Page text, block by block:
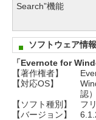
Search”機能
ソフトウェア情報
「Evernote for
【著作権者】
【対応OS】
認）
【ソフト種別】
フ
【バージョン】